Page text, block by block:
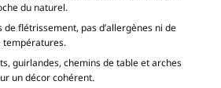
du naturel.
de flétrissement, pas d’allergènes ni de
températures.
guirlandes, chemins de table et arches
un décor cohérent.